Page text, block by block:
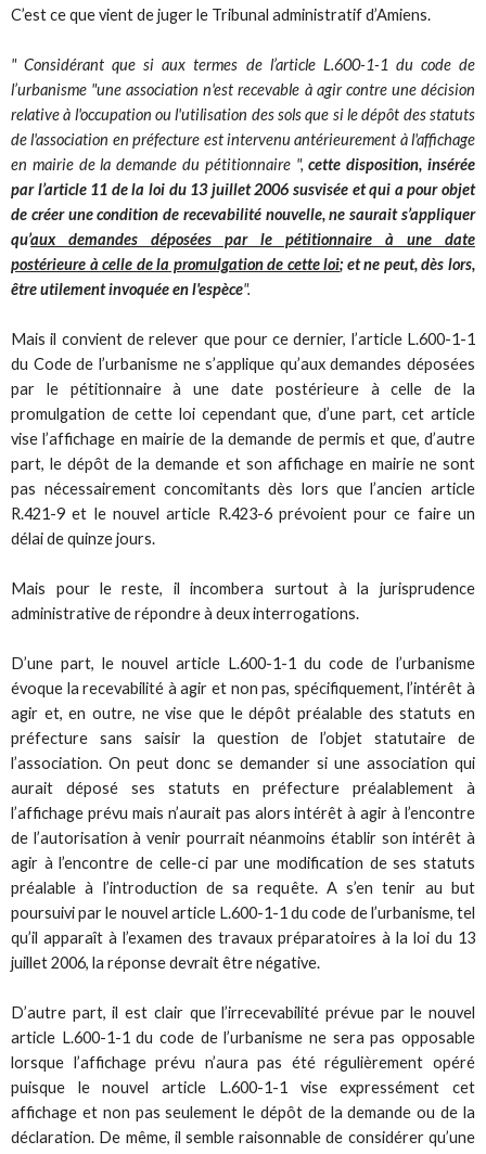
C’est ce que vient de juger le Tribunal administratif d’Amiens.
" Considérant que si aux termes de l’article L.600-1-1 du code de
l’urbanisme "une association n'est recevable à agir contre une décision
relative à l'occupation ou l'utilisation des sols que si le dépôt des statuts
de l'association en préfecture est intervenu antérieurement à l'affichage
en mairie de la demande du pétitionnaire ",cette disposition, insérée
par l’article 11 de la loi du 13 juillet 2006 susvisée et qui a pour objet
de créer une condition de recevabilité nouvelle, ne saurait s’appliquer
qu’aux demandes déposées par le pétitionnaire à une date
postérieure à celle de la promulgation de cette loi; et ne peut, dès lors,
être utilement invoquée en l'espèce".
Mais il convient de relever que pour ce dernier, l’article L.600-1-1
du Code de l’urbanisme ne s’applique qu’aux demandes déposées
par le pétitionnaire à une date postérieure à celle de la
promulgation de cette loi cependant que, d’une part, cet article
vise l’affichage en mairie de la demande de permis et que, d’autre
part, le dépôt de la demande et son affichage en mairie ne sont
pas nécessairement concomitants dès lors que l’ancien article
R.421-9 et le nouvel article R.423-6 prévoient pour ce faire un
délai de quinze jours.
Mais pour le reste, il incombera surtout à la jurisprudence
administrative de répondre à deux interrogations.
D’une part, le nouvel article L.600-1-1 du code de l’urbanisme
évoque la recevabilité à agir et non pas, spécifiquement, l’intérêt à
agir et, en outre, ne vise que le dépôt préalable des statuts en
préfecture sans saisir la question de l’objet statutaire de
l’association. On peut donc se demander si une association qui
aurait déposé ses statuts en préfecture préalablement à
l’affichage prévu mais n’aurait pas alors intérêt à agir à l’encontre
de l’autorisation à venir pourrait néanmoins établir son intérêt à
agir à l’encontre de celle-ci par une modification de ses statuts
préalable à l’introduction de sa requête. A s’en tenir au but
poursuivi par le nouvel article L.600-1-1 du code de l’urbanisme, tel
qu’il apparaît à l’examen des travaux préparatoires à la loi du 13
juillet 2006, la réponse devrait être négative.
D’autre part, il est clair que l’irrecevabilité prévue par le nouvel
article L.600-1-1 du code de l’urbanisme ne sera pas opposable
lorsque l’affichage prévu n’aura pas été régulièrement opéré
puisque le nouvel article L.600-1-1 vise expressément cet
affichage et non pas seulement le dépôt de la demande ou de la
déclaration. De même, il semble raisonnable de considérer qu’une